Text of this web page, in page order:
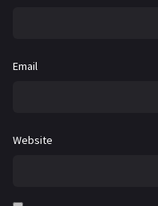
Email
Website